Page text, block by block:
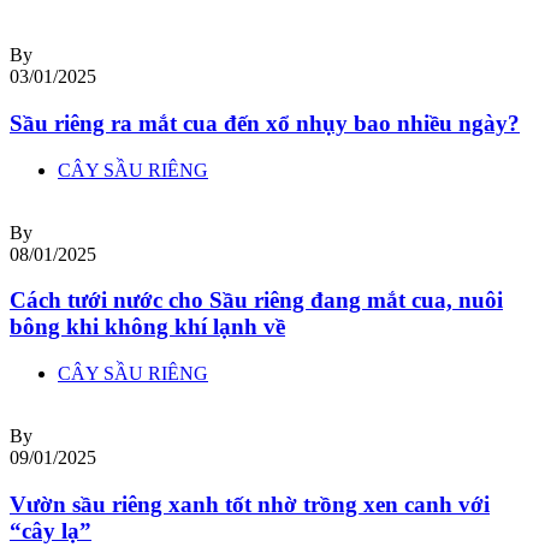
By
03/01/2025
Sầu riêng ra mắt cua đến xổ nhụy bao nhiều ngày?
CÂY SẦU RIÊNG
By
08/01/2025
Cách tưới nước cho Sầu riêng đang mắt cua, nuôi
bông khi không khí lạnh về
CÂY SẦU RIÊNG
By
09/01/2025
Vườn sầu riêng xanh tốt nhờ trồng xen canh với
“cây lạ”